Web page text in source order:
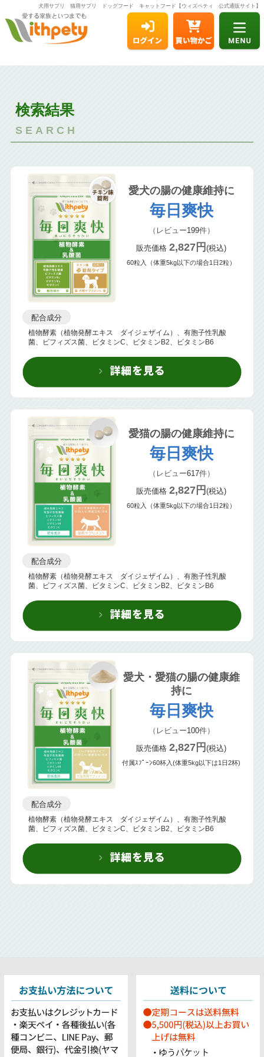
犬用サプリ 猫用サプリ ドッグフード キャットフード【ウィズペティ 公式通販サイト】
検索結果
SEARCH
愛犬の腸の健康維持に
毎日爽快
（レビュー199件）
販売価格2,827円(税込)
60粒入（体重5kg以下の場合1日2粒）
配合成分
植物酵素（植物発酵エキス ダイジェザイム）、有胞子性乳酸
菌、ビフィズス菌、ビタミンC、ビタミンB2、ビタミンB6
愛猫の腸の健康維持に
毎日爽快
（レビュー617件）
販売価格2,827円(税込)
60粒入（体重5kg以下の場合1日2粒）
配合成分
植物酵素（植物発酵エキス ダイジェザイム）、有胞子性乳酸
菌、ビフィズス菌、ビタミンC、ビタミンB2、ビタミンB6
愛犬・愛猫の腸の健康維
持に
毎日爽快
（レビュー100件）
販売価格2,827円(税込)
付属ｽﾌﾟｰﾝ60杯入(体重5kg以下は1日2杯)
配合成分
植物酵素（植物発酵エキス ダイジェザイム）、有胞子性乳酸
菌、ビフィズス菌、ビタミンC、ビタミンB2、ビタミンB6